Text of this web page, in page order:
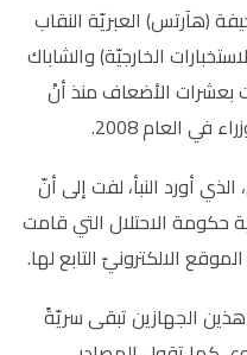
(هآرتس) العبريّة النقاب
الخارجيّة) والشاباك
بعشرات الأضعاف منذ أنْ
في العام 2008.
أورد النبأ، لفت إلى أنّ
حكومة الاحتلال التي قامت
الالكترونيّ التابع لها.
الجهازين تبقى سريّةً